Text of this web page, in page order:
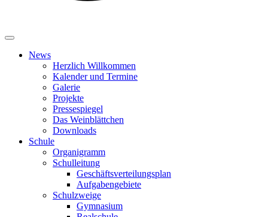
News
Herzlich Willkommen
Kalender und Termine
Galerie
Projekte
Pressespiegel
Das Weinblättchen
Downloads
Schule
Organigramm
Schulleitung
Geschäftsverteilungsplan
Aufgabengebiete
Schulzweige
Gymnasium